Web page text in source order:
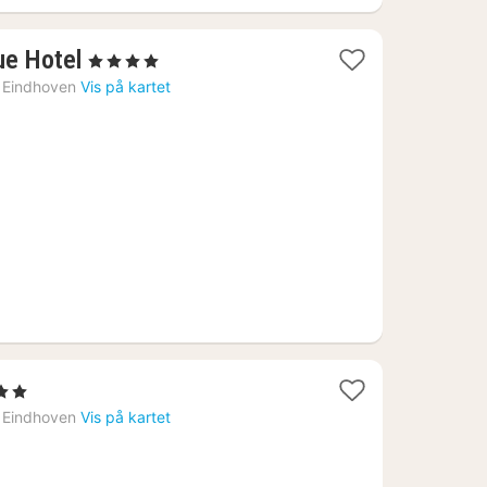
Hotel 1
natt
, 4 Stjerner
Eindhoven Vis på kartet
Eindhoven Vis på kartet